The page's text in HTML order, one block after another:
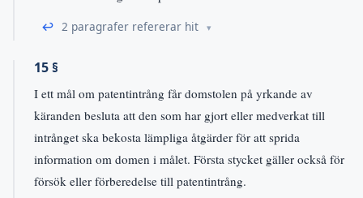
↩ 2 paragrafer refererar hit
15 §
I ett mål om patentintrång får domstolen på yrkande av
käranden besluta att den som har gjort eller medverkat till
intrånget ska bekosta lämpliga åtgärder för att sprida
information om domen i målet. Första stycket gäller också för
försök eller förberedelse till patentintrång.